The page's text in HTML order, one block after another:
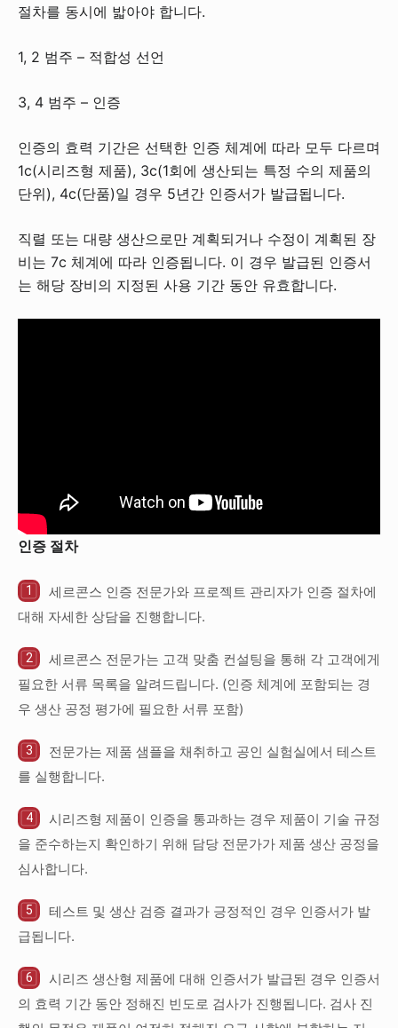
절차를 동시에 밟아야 합니다.
1, 2 범주 – 적합성 선언
3, 4 범주 – 인증
인증의 효력 기간은 선택한 인증 체계에 따라 모두 다르며
1c(시리즈형 제품), 3c(1회에 생산되는 특정 수의 제품의
단위), 4c(단품)일 경우 5년간 인증서가 발급됩니다.
직렬 또는 대량 생산으로만 계획되거나 수정이 계획된 장
비는 7c 체계에 따라 인증됩니다. 이 경우 발급된 인증서
는 해당 장비의 지정된 사용 기간 동안 유효합니다.
인증 절차
세르콘스 인증 전문가와 프로젝트 관리자가 인증 절차에
대해 자세한 상담을 진행합니다.
세르콘스 전문가는 고객 맞춤 컨설팅을 통해 각 고객에게
필요한 서류 목록을 알려드립니다. (인증 체계에 포함되는 경
우 생산 공정 평가에 필요한 서류 포함)
전문가는 제품 샘플을 채취하고 공인 실험실에서 테스트
를 실행합니다.
시리즈형 제품이 인증을 통과하는 경우 제품이 기술 규정
을 준수하는지 확인하기 위해 담당 전문가가 제품 생산 공정을
심사합니다.
테스트 및 생산 검증 결과가 긍정적인 경우 인증서가 발
급됩니다.
시리즈 생산형 제품에 대해 인증서가 발급된 경우 인증서
의 효력 기간 동안 정해진 빈도로 검사가 진행됩니다. 검사 진